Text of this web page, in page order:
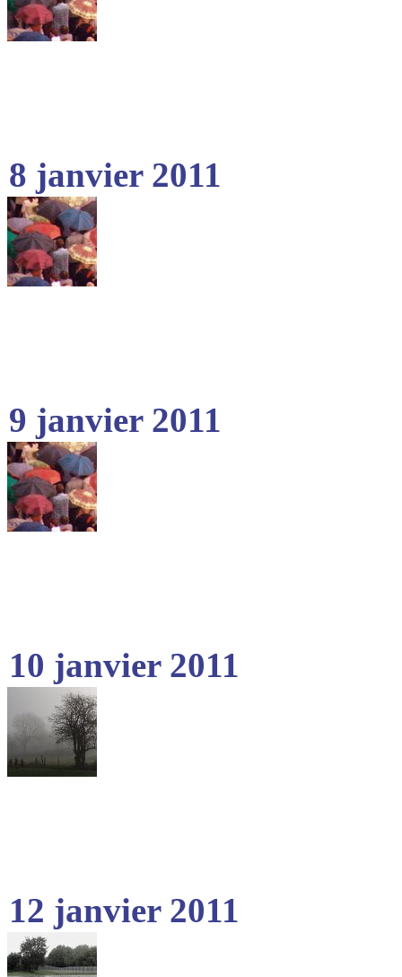
8 janvier 2011
9 janvier 2011
10 janvier 2011
12 janvier 2011